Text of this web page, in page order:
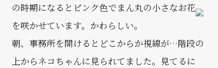
の時期になるとピンク色でまん丸の小さなお花
を咲かせています。かわらしい。
朝、事務所を開けるとどこからか視線が…階段の
上からネコちゃんに見られてました。見てるに